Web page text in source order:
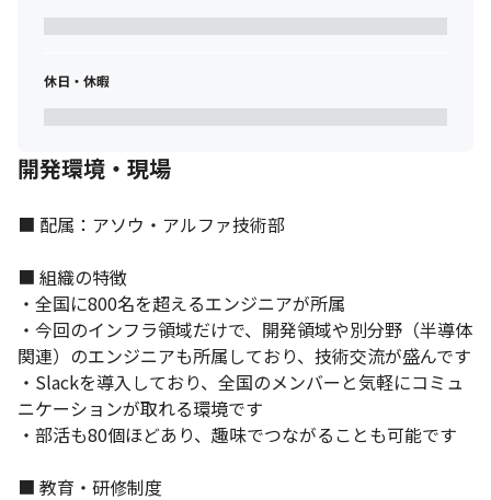
休日・休暇
開発環境・現場
■ 配属：アソウ・アルファ技術部
■ 組織の特徴
・全国に800名を超えるエンジニアが所属
・今回のインフラ領域だけで、開発領域や別分野（半導体
関連）のエンジニアも所属しており、技術交流が盛んです
・Slackを導入しており、全国のメンバーと気軽にコミュ
ニケーションが取れる環境です
・部活も80個ほどあり、趣味でつながることも可能です
■ 教育・研修制度